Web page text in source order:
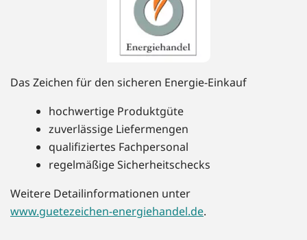
Das Zeichen für den sicheren Energie-Einkauf
hochwertige Produktgüte
zuverlässige Liefermengen
qualifiziertes Fachpersonal
regelmäßige Sicherheitschecks
Weitere Detailinformationen unter
www.guetezeichen-energiehandel.de.